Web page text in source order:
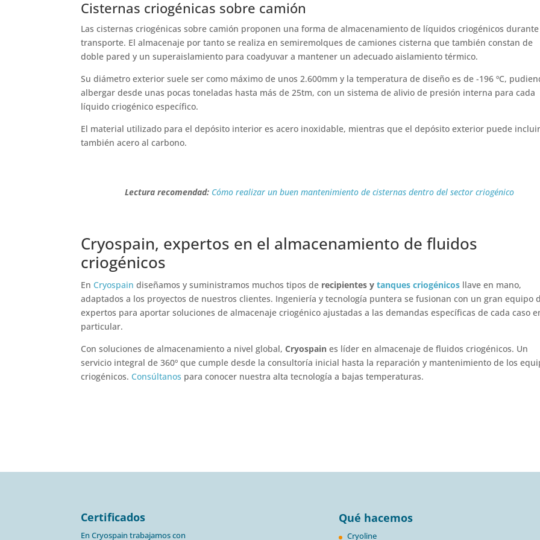
Cisternas criogénicas sobre camión
Las cisternas criogénicas sobre camión proponen una forma de almacenamiento de líquidos criogénicos
transporte. El almacenaje por tanto se realiza en semiremolques de camiones cisterna que también constan de
doble pared y un superaislamiento para coadyuvar a mantener un adecuado aislamiento térmico.
Su diámetro exterior suele ser como máximo de unos 2.600mm y la temperatura de diseño es de -196 ºC,
albergar desde unas pocas toneladas hasta más de 25tm, con un sistema de alivio de presión interna para cada
líquido criogénico específico.
El material utilizado para el depósito interior es acero inoxidable, mientras que el depósito exterior puede incluir
también acero al carbono.
Lectura recomendad: Cómo realizar un buen mantenimiento de cisternas dentro del sector criogénico
Cryospain, expertos en el almacenamiento de fluidos
criogénicos
En Cryospain diseñamos y suministramos muchos tipos de recipientes ytanques criogénicos llave en mano,
adaptados a los proyectos de nuestros clientes. Ingeniería y tecnología puntera se fusionan con un gran equipo
expertos para aportar soluciones de almacenaje criogénico ajustadas a las demandas específicas de cada caso
particular.
Con soluciones de almacenamiento a nivel global, Cryospain es líder en almacenaje de fluidos criogénicos. Un
servicio integral de 360º que cumple desde la consultoría inicial hasta la reparación y mantenimiento de los
criogénicos. Consúltanos para conocer nuestra alta tecnología a bajas temperaturas.
Certificados
En Cryospain trabajamos con
Qué hacemos
Cryoline